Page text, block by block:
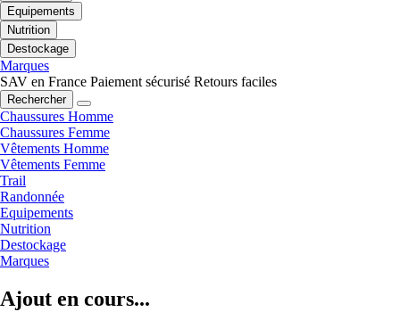
Equipements
Nutrition
Destockage
Marques
SAV en France Paiement sécurisé Retours faciles
Rechercher
Chaussures Homme
Chaussures Femme
Vêtements Homme
Vêtements Femme
Trail
Randonnée
Equipements
Nutrition
Destockage
Marques
Ajout en cours...